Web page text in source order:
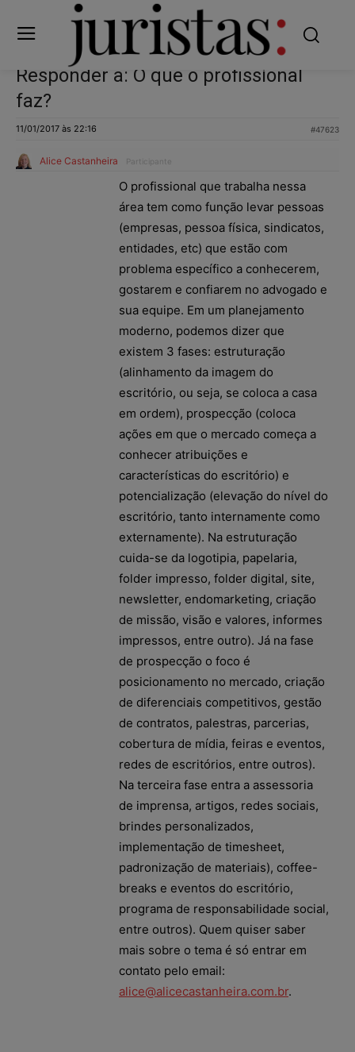
Responder a: O que o profissional
faz?
11/01/2017 às 22:16 #47623
Alice Castanheira Participante
O profissional que trabalha nessa
área tem como função levar pessoas
(empresas, pessoa física, sindicatos,
entidades, etc) que estão com
problema específico a conhecerem,
gostarem e confiarem no advogado e
sua equipe. Em um planejamento
moderno, podemos dizer que
existem 3 fases: estruturação
(alinhamento da imagem do
escritório, ou seja, se coloca a casa
em ordem), prospecção (coloca
ações em que o mercado começa a
conhecer atribuições e
características do escritório) e
potencialização (elevação do nível do
escritório, tanto internamente como
externamente). Na estruturação
cuida-se da logotipia, papelaria,
folder impresso, folder digital, site,
newsletter, endomarketing, criação
de missão, visão e valores, informes
impressos, entre outro). Já na fase
de prospecção o foco é
posicionamento no mercado, criação
de diferenciais competitivos, gestão
de contratos, palestras, parcerias,
cobertura de mídia, feiras e eventos,
redes de escritórios, entre outros).
Na terceira fase entra a assessoria
de imprensa, artigos, redes sociais,
brindes personalizados,
implementação de timesheet,
padronização de materiais), coffee-
breaks e eventos do escritório,
programa de responsabilidade social,
entre outros). Quem quiser saber
mais sobre o tema é só entrar em
contato pelo email:
alice@alicecastanheira.com.br.